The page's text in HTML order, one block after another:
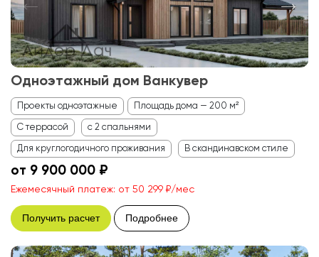
Одноэтажный дом Ванкувер
Проекты одноэтажные Площадь дома — 200 м²
С террасой с 2 спальнями
Для круглогодичного проживания В скандинавском стиле
от 9 900 000 ₽
Ежемесячный платеж: от 50 299 ₽/мес
Получить расчет Подробнее